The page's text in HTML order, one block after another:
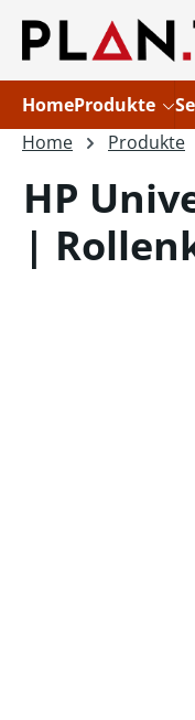
Hauptinhalt
Zur Suche springen
HomeProdukte
Home
Produkte
HP
|